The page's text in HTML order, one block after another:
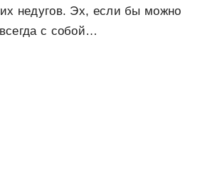
недугов. Эх, если бы можно
с собой…